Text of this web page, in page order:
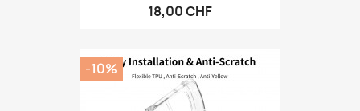
18,00 CHF
-10%